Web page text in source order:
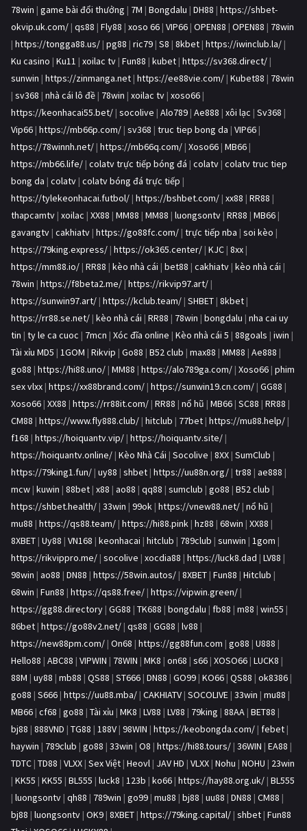
78win | game bài đổi thưởng | 7M | Bongdalu | DH88 | https://shbet-
okvip.uk.com/ | qs88 | Fly88 | xoso 66 | VIP66 | OPEN88 | OPEN88 | 78win
| https://tongga88.us/ | pg88 | ric79 | S8 | 8kbet | https://iwinclub.la/ |
Ku casino | Ku11 | xoilac tv | Fun88 | kubet | https://sv368.direct/ |
sunwin | https://zinmanga.net | https://ee88vie.com/ | Kubet88 | 78win
| sv368 | nhà cái lô đề | 78win | xoilac tv | xoso66 |
https://keonhacai55.bet/ | socolive | Alo789 | Ae888 | xôi lạc | Sv368 |
Vip66 | https://mb66p.com/ | sv368 | truc tiep bong da | VIP66 |
https://78winnh.net/ | https://mb66q.com/ | Xoso66 | MB66 |
https://mb66.life/ | colatv trực tiếp bóng đá | colatv | colatv truc tiep
bong da | colatv | colatv bóng đá trực tiếp |
https://tylekeonhacai.futbol/ | https://bshbet.com/ | xx88 | RR88 |
thapcamtv | xoilac | XX88 | MM88 | MM88 | luongsontv | RR88 | MB66 |
gavangtv | cakhiatv | https://go88fc.com/ | trực tiếp nba | soi kèo |
https://79king.express/ | https://ok365.center/ | KJC | 8xx |
https://mm88.io/ | RR88 | kèo nhà cái | bet88 | cakhiatv | kèo nhà cái |
78win | https://f8beta2.me/ | https://rikvip97.art/ |
https://sunwin97.art/ | https://kclub.team/ | SHBET | 8kbet |
https://rr88.se.net/ | kèo nhà cái | RR88 | 78win | bongdalu | nha cai uy
tin | ty le ca cuoc | 7mcn | Xóc đĩa online | Kèo nhà cái 5 | 88goals | iwin |
Tài xỉu MD5 | 1GOM | Rikvip | Go88 | B52 club | max88 | MM88 | Ae888 |
go88 | https://hi88.uno/ | MM88 | https://alo789ga.com/ | Xoso66 | phim
sex vlxx | https://xx88brand.com/ | https://sunwin19.cn.com/ | GG88 |
Xoso66 | XX88 | https://rr88it.com/ | RR88 | nổ hũ | MB66 | SC88 | RR88 |
CM88 | https://www.fly888.club/ | hitclub | 77bet | https://mu88.help/ |
f168 | https://hoiquantv.vip/ | https://hoiquantv.site/ |
https://hoiquantv.online/ | Kèo Nhà Cái | Socolive | 8XX | SumClub |
https://79king1.fun/ | uy88 | shbet | https://uu88n.org/ | tr88 | ae888 |
mcw | kuwin | 88bet | x88 | ao88 | qq88 | sumclub | go88 | B52 club |
https://shbet.health/ | 33win | 99ok | https://vnew88.net/ | nổ hũ |
mu88 | https://qs88.team/ | https://hi88.pink | hz88 | 68win | XX88 |
8XBET | Uy88 | VN168 | keonhacai | hitclub | 789club | sunwin | 1gom |
https://rikvippro.me/ | socolive | xocdia88 | https://luck8.dad | LV88 |
98win | ao88 | DN88 | https://58win.autos/ | 8XBET | Fun88 | Hitclub |
68win | Fun88 | https://qs88.free/ | https://vipwin.green/ |
https://gg88.directory | GG88 | TK688 | bongdalu | fb88 | m88 | win55 |
86bet | https://go88v2.net/ | qs88 | GG88 | lv88 |
https://new88pm.com/ | On68 | https://gg88fun.com | go88 | U888 |
Hello88 | ABC88 | VIPWIN | 78WIN | MK8 | on68 | s66 | XOSO66 | LUCK8 |
88M | uy88 | mb88 | QS88 | ST666 | DN88 | GO99 | KO66 | QS88 | ok8386 |
go88 | S666 | https://uu88.mba/ | CAKHIATV | SOCOLIVE | 33win | mu88 |
MB66 | cf68 | go88 | Tài xỉu | MK8 | LV88 | LV88 | 79king | 88AA | BET88 |
bj88 | 888VND | TG88 | 188V | 98WIN | https://keobongda.com/ | febet |
haywin | 789club | go88 | 33win | O8 | https://hi88.tours/ | 36WIN | EA88 |
TDTC | TD88 | VLXX | Sex Việt | Heovl | JAV HD | VLXX | Nohu | NOHU | 23win
| KK55 | KK55 | BL555 | luck8 | 123b | ko66 | https://hay88.org.uk/ | BL555
| luongsontv | qh88 | 789win | go99 | mu88 | bj88 | uu88 | DN88 | CM88 |
bj88 | luongsontv | OK9 | 8XBET | https://79king.capital/ | shbet | Fun88